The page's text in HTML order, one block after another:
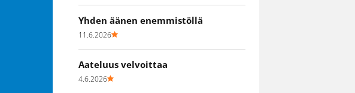
Yhden äänen enemmistöllä
11.6.2026
Aateluus velvoittaa
4.6.2026